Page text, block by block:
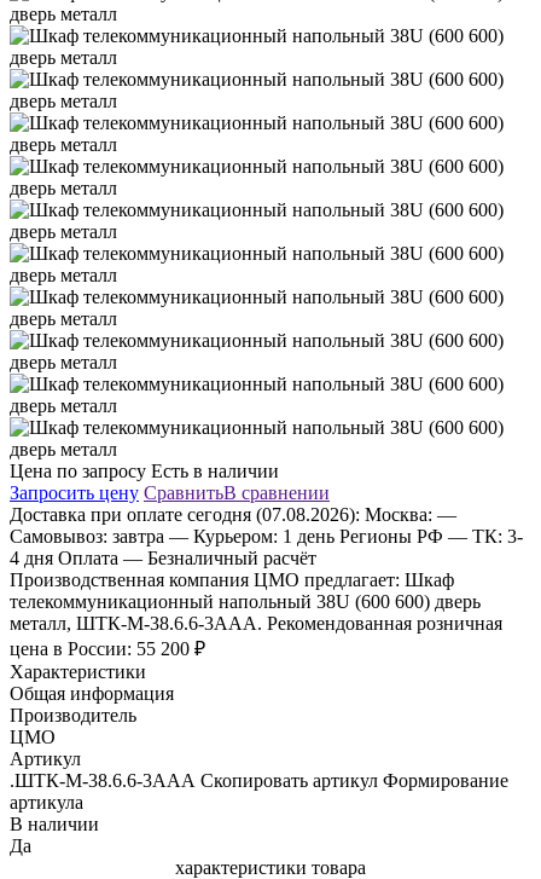
Цена по запросу Есть в наличии
Запросить цену СравнитьВ сравнении
Доставка при оплате сегодня (07.08.2026): Москва: —
Самовывоз: завтра — Курьером: 1 день Регионы РФ — ТК: 3-
4 дня Оплата — Безналичный расчёт
Производственная компания ЦМО предлагает: Шкаф
телекоммуникационный напольный 38U (600 600) дверь
металл, ШТК-М-38.6.6-3ААА. Рекомендованная розничная
цена в России: 55 200 ₽
Характеристики
Общая информация
Производитель
ЦМО
Артикул
.ШТК-М-38.6.6-3ААА Скопировать артикул Формирование
артикула
В наличии
Да
характеристики товара